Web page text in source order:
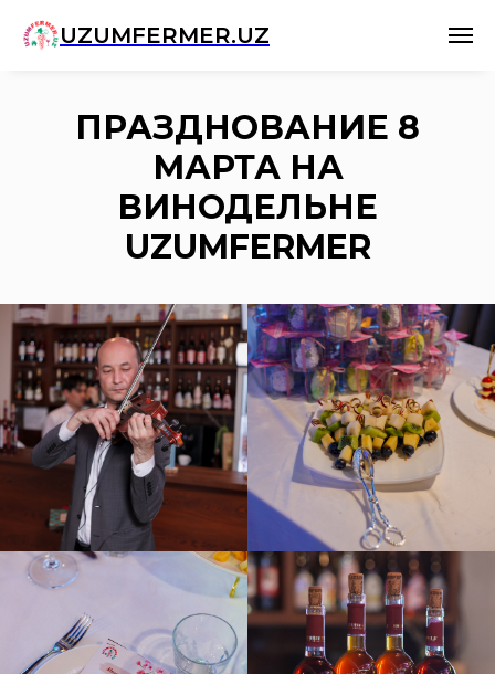
UZUMFERMER.UZ
ПРАЗДНОВАНИЕ 8
МАРТА НА
ВИНОДЕЛЬНЕ
UZUMFERMER